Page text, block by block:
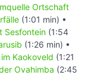
Ortschaft
(1:01 min) •
Sesfontein (1:54
(1:26 min) •
Kaokoveld (1:21
Ovahimba (2:45